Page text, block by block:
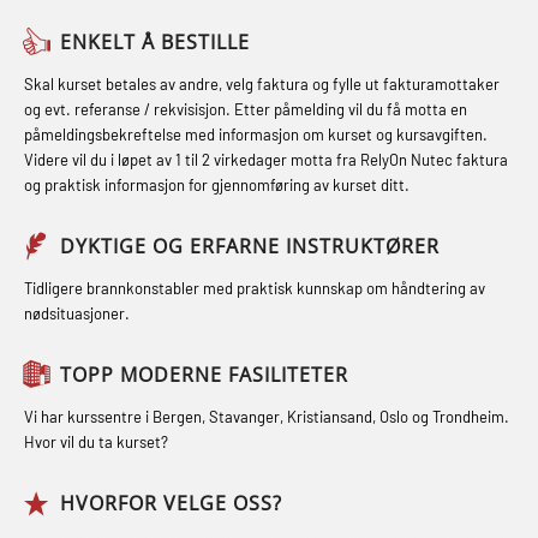
Fallsikring (FAR108)
Førstehjelp – repetisjon (OFA102)
Førstehjelp grunnkurs (OFABLE101)
GOC sertifikat grunnleggende
(GMDSS) (MRC101)
GOC sertifikat repetisjon (GMDSS)
(MRC102)
GSK Sikkerhetskurs offshore for
oljearbeidere (OBS1055)
GWO: BST – Offshore (Blended with
(MBSBLE021)
STCW kombi oppdatering offiserer
og med.behandling (MBS134)
STCW Kombi Oppdatering Offiserer
og Medisinsk Behandling med
Webinar (MBS1341)
STCW Oppdatering for offiserer 24 t
(MBS114)
STCW Medisinsk førstehjelp (MFA1081)
STCW Medisinsk førstehjelp
oppdatering (MBSBLE025)
STCW Oppdatering Medisinsk
inkl. brannslukning (FSC121)
Hjertestarter brukerkurs (OFA107)
Røykdykking industrivern –
repetisjon (LFI105)
Sikkerhetskurs for ansatte på
oppdrettsanlegg (LBS100)
Ulykkesgransking – Webinar (LSP103)
(LFI100)
ENKELT Å BESTILLE
Skal kurset betales av andre, velg faktura og fylle ut fakturamottaker
og evt. referanse / rekvisisjon. Etter påmelding vil du få motta en
påmeldingsbekreftelse med informasjon om kurset og kursavgiften.
Videre vil du i løpet av 1 til 2 virkedager motta fra RelyOn Nutec faktura
og praktisk informasjon for gjennomføring av kurset ditt.
DYKTIGE OG ERFARNE INSTRUKTØRER
Tidligere brannkonstabler med praktisk kunnskap om håndtering av
nødsituasjoner.
TOPP MODERNE FASILITETER
Vi har kurssentre i Bergen, Stavanger, Kristiansand, Oslo og Trondheim.
Hvor vil du ta kurset?
HVORFOR VELGE OSS?